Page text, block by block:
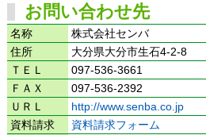
お問い合わせ先
名称
株式会社センバ
住所
大分県大分市生石4-2-8
ＴＥＬ
097-536-3661
ＦＡＸ
097-536-2392
ＵＲＬ
http://www.senba.co.jp
資料請求
資料請求フォーム